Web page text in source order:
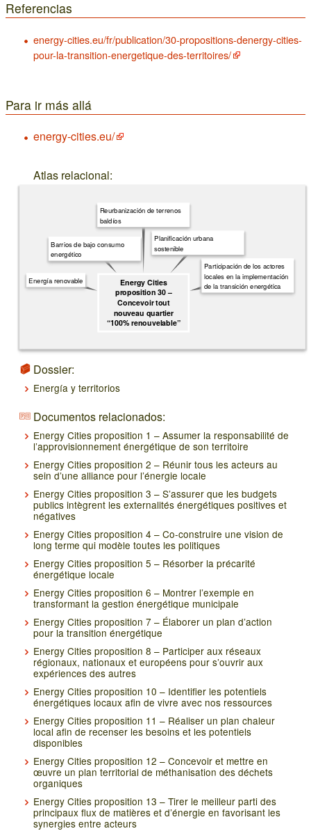
Referencias
energy-cities.eu/fr/publication/30-propositions-denergy-cities-
pour-la-transition-energetique-des-territoires/
Para ir más allá
energy-cities.eu/
Atlas relacional:
Energy Cities
proposition 30 –
Concevoir tout
nouveau quartier
“100% renouvelable”
Participación de los actores
locales en la implementación
de la transición energética
Planificación urbana
sostenible
Reurbanización de terrenos
baldíos
Barrios de bajo consumo
energético
Energía renovable
Dossier:
Energía y territorios
Documentos relacionados:
Energy Cities proposition 1 – Assumer la responsabilité de
l’approvisionnement énergétique de son territoire
Energy Cities proposition 2 – Réunir tous les acteurs au
sein d’une alliance pour l’énergie locale
Energy Cities proposition 3 – S’assurer que les budgets
publics intègrent les externalités énergétiques positives et
négatives
Energy Cities proposition 4 – Co-construire une vision de
long terme qui modèle toutes les politiques
Energy Cities proposition 5 – Résorber la précarité
énergétique locale
Energy Cities proposition 6 – Montrer l’exemple en
transformant la gestion énergétique municipale
Energy Cities proposition 7 – Élaborer un plan d’action
pour la transition énergétique
Energy Cities proposition 8 – Participer aux réseaux
régionaux, nationaux et européens pour s’ouvrir aux
expériences des autres
Energy Cities proposition 10 – Identifier les potentiels
énergétiques locaux afin de vivre avec nos ressources
Energy Cities proposition 11 – Réaliser un plan chaleur
local afin de recenser les besoins et les potentiels
disponibles
Energy Cities proposition 12 – Concevoir et mettre en
œuvre un plan territorial de méthanisation des déchets
organiques
Energy Cities proposition 13 – Tirer le meilleur parti des
principaux flux de matières et d’énergie en favorisant les
synergies entre acteurs